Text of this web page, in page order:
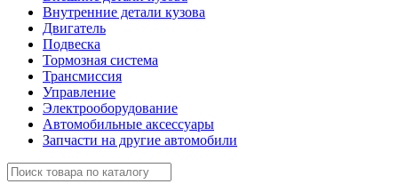
Внутренние детали кузова
Двигатель
Подвеска
Тормозная система
Трансмиссия
Управление
Электрооборудование
Автомобильные аксессуары
Запчасти на другие автомобили